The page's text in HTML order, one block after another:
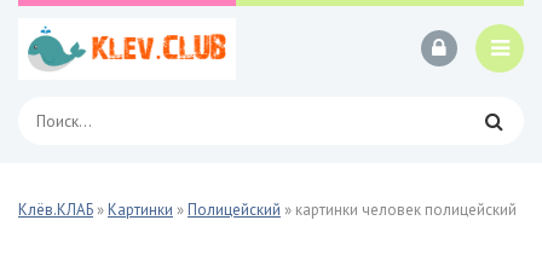
Клёв.КЛАБ »Картинки »Полицейский » картинки человек полицейский